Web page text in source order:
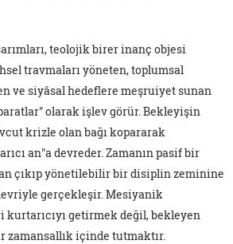
teolojik birer inanç objesi
travmaları yöneten, toplumsal
ve siyâsal hedeflere meşruiyet sunan
olarak işlev görür. Bekleyişin
krizle olan bağı kopararak
an"a devreder. Zamanın pasif bir
çıkıp yönetilebilir bir disiplin zeminine
gerçekleşir. Mesiyanik
kurtarıcıyı getirmek değil, bekleyen
içinde tutmaktır.